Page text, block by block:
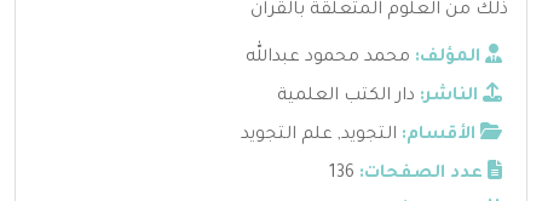
ذلك من العلوم المتعلقة بالقرآن
المؤلف: محمد محمود عبدالله
الناشر: دار الكتب العلمية
الأقسام: التجويد, علم التجويد
عدد الصفحات: 136